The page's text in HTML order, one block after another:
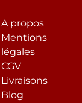
A propos
Mentions
légales
CGV
Livraisons
Blog